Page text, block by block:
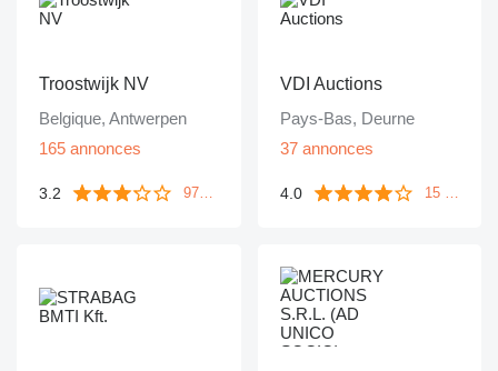
Troostwijk NV
Belgique, Antwerpen
165 annonces
3.2 971 commentaires
VDI Auctions
Pays-Bas, Deurne
37 annonces
4.0 15 commentaires